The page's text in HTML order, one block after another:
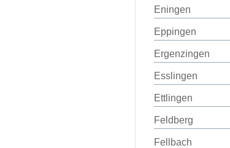
Eningen
Eppingen
Ergenzingen
Esslingen
Ettlingen
Feldberg
Fellbach